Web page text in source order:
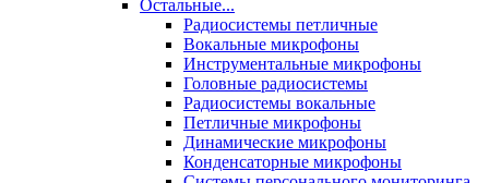
Остальные...
Радиосистемы петличные
Вокальные микрофоны
Инструментальные микрофоны
Головные радиосистемы
Радиосистемы вокальные
Петличные микрофоны
Динамические микрофоны
Конденсаторные микрофоны